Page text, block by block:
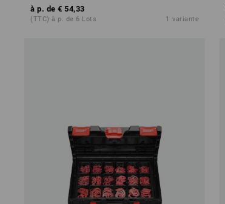
à p. de € 54,33
(TTC) à p. de 6 Lots 1 variante